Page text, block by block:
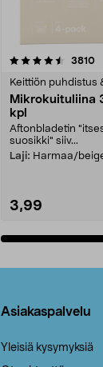
3810
Keittiön puhdistus
Mikrokuituliina
kpl
Aftonbladetin
suosikki" siiv...
Laji: Harmaa/
3,99
Asiakaspalvelu
Yleisiä kysymyksiä